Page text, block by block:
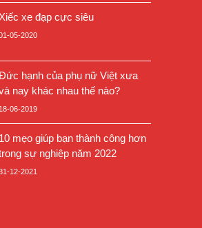
Xiếc xe đạp cực siêu
05-2020
hạnh của phụ nữ Việt xưa
nay khác nhau thế nào?
18-06-2019
10 mẹo giúp bạn thành công hơn
sự nghiệp năm 2022
12-2021